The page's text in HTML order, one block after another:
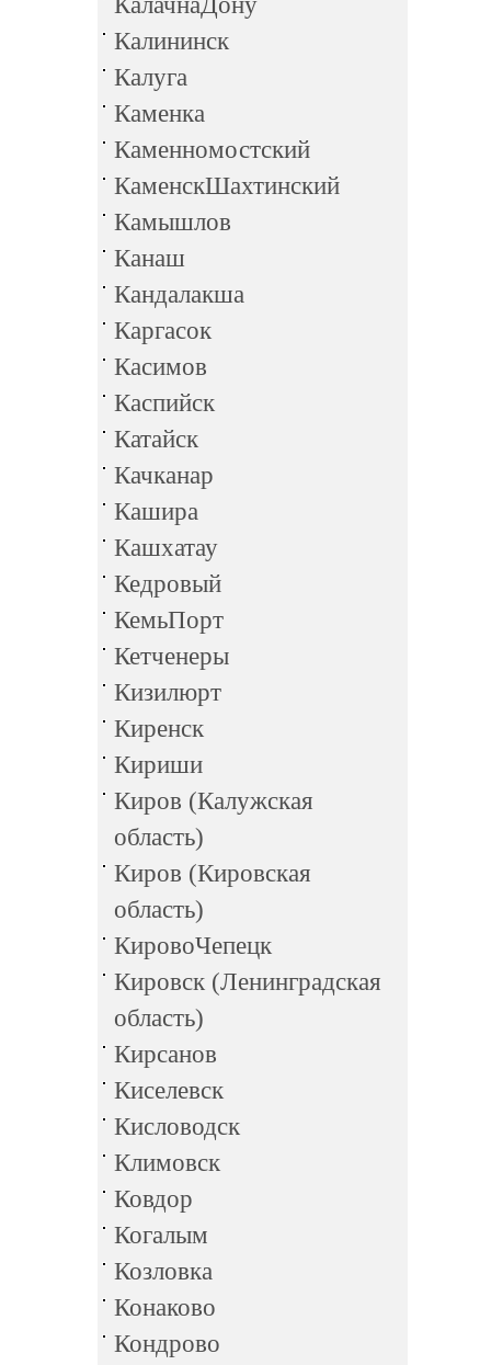
Калининск
Калуга
Каменка
Каменномостский
КаменскШахтинский
Камышлов
Канаш
Кандалакша
Каргасок
Касимов
Каспийск
Катайск
Качканар
Кашира
Кашхатау
Кедровый
КемьПорт
Кетченеры
Кизилюрт
Киренск
Кириши
Киров (Калужская
область)
Киров (Кировская
область)
КировоЧепецк
Кировск (Ленинградская
область)
Кирсанов
Киселевск
Кисловодск
Климовск
Ковдор
Когалым
Козловка
Конаково
Кондрово